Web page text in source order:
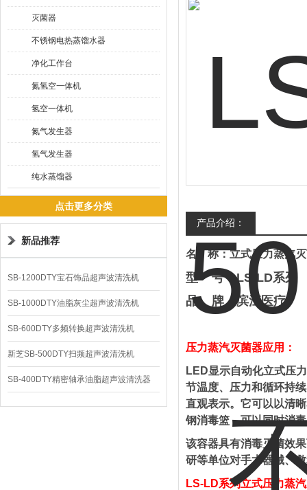
灭菌器
不锈钢电热蒸馏水器
净化工作台
氮氢空一体机
氢空一体机
氮气发生器
氢气发生器
纯水蒸馏器
点击更多分类
新品推荐
SB-1200DTY宝石饰品超声波清洗机
SB-1000DTY油脂灰尘超声波清洗机
SB-600DTY多频转换超声波清洗机
新芝SB-500DTY扫频超声波清洗机
SB-400DTY精密轴承油脂超声波清洗器
产品介绍：
名 称：立式压力蒸汽
型 号：LS-LD系列
品 牌：滨江医疗
压力蒸汽灭菌器应用：
LED显示自动化立式压
节温度、压力和循环持
直观表示。它可以以清
钢消毒篮，可以同时消
该容器具有消毒灭菌效
研等单位对手术器械、
LS-LD系列立式压力蒸